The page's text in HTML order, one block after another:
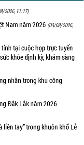
2026, 11:17)
Nam năm 2026 (03/08/2026,
tại cuộc họp trực tuyến
khỏe định kỳ, khám sàng
nhân trong khu công
Đắk Lắk năm 2026
liền tay” trong khuôn khổ Lễ